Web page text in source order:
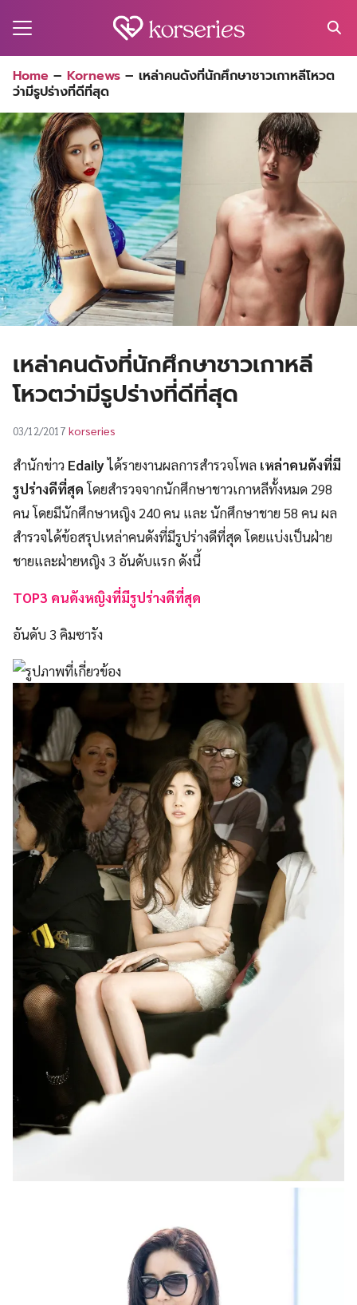
for:
Home – Kornews – เหล่าคนดังที่นักศึกษาชาวเกาหลีโหวต
ว่ามีรูปร่างที่ดีที่สุด
เหล่าคนดังที่นักศึกษาชาวเกาหลี
โหวตว่ามีรูปร่างที่ดีที่สุด
03/12/2017 korseries
สำนักข่าว Edailyได้รายงานผลการสำรวจโพล เหล่าคนดังที่มี
รูปร่างดีที่สุดโดยสำรวจจากนักศึกษาชาวเกาหลีทั้งหมด 298
คน โดยมีนักศึกษาหญิง 240 คน และ นักศึกษาชาย 58 คน ผล
สำรวจได้ข้อสรุปเหล่าคนดังที่มีรูปร่างดีที่สุด โดยแบ่งเป็นฝ่าย
ชายและฝ่ายหญิง 3 อันดับแรก ดังนี้
TOP3 คนดังหญิงที่มีรูปร่างดีที่สุด
อันดับ 3 คิมซารัง